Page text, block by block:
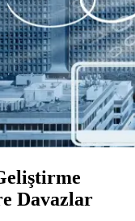
Davazlar